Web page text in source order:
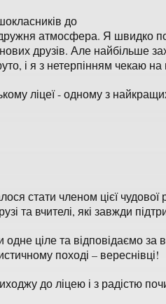
до
дружня атмосфера. Я швидко
друзів. Але найбільше
і я з нетерпінням чекаю на
ліцеї - одному з
стати членом цієї
та вчителі, які завжди
ціле та відповідаємо за
поході – вереснівці!
до ліцею і з радістю